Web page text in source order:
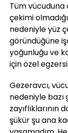
Tüm vücuduna
çekimi
nedeniyle yüz
göründüğüne
yoğunluğu ve
için özel
Gezeravcı,
nedeniyle bazı
şükür şu ana